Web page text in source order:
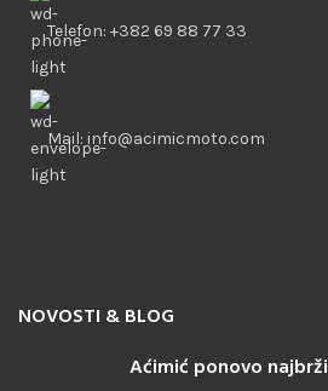
Telefon: +382 69 88 77 33
Mail: info@acimicmoto.com
NOVOSTI & BLOG
Aćimić ponovo najbrži